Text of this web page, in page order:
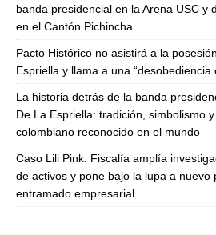
banda presidencial en la Arena USC y
en el Cantón Pichincha
Pacto Histórico no asistirá a la
Espriella y llama a una “desobediencia
La historia detrás de la banda
De La Espriella: tradición, simbolismo
colombiano reconocido en el mundo
Caso Lili Pink: Fiscalía amplía
de activos y pone bajo la lupa a nuevo
entramado empresarial